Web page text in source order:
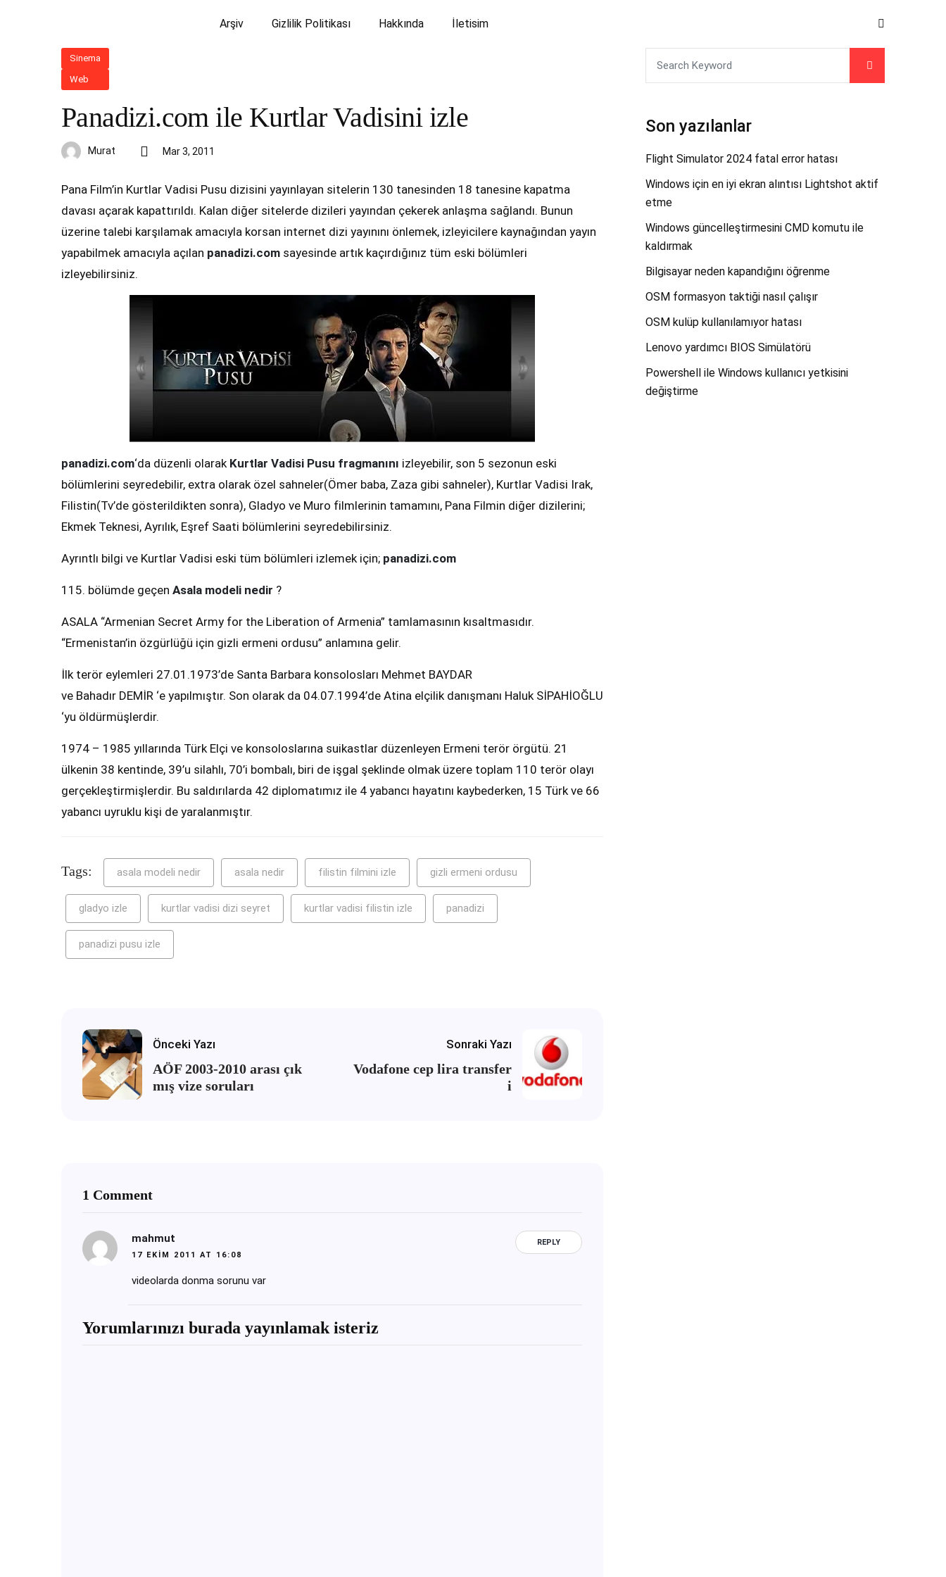
Arşiv Gizlilik Politikası Hakkında İletisim
Sinema
Web
Panadizi.com ile Kurtlar Vadisini izle
Murat Mar 3, 2011
Pana Film’in Kurtlar Vadisi Pusu dizisini yayınlayan sitelerin 130 tanesinden 18 tanesine kapatma
davası açarak kapattırıldı. Kalan diğer sitelerde dizileri yayından çekerek anlaşma sağlandı. Bunun
üzerine talebi karşılamak amacıyla korsan internet dizi yayınını önlemek, izleyicilere kaynağından yayın
yapabilmek amacıyla açılan panadizi.com sayesinde artık kaçırdığınız tüm eski bölümleri
izleyebilirsiniz.
panadizi.com‘da düzenli olarak Kurtlar Vadisi Pusu fragmanını izleyebilir, son 5 sezonun eski
bölümlerini seyredebilir, extra olarak özel sahneler(Ömer baba, Zaza gibi sahneler), Kurtlar Vadisi Irak,
Filistin(Tv’de gösterildikten sonra), Gladyo ve Muro filmlerinin tamamını, Pana Filmin diğer dizilerini;
Ekmek Teknesi, Ayrılık, Eşref Saati bölümlerini seyredebilirsiniz.
Ayrıntlı bilgi ve Kurtlar Vadisi eski tüm bölümleri izlemek için; panadizi.com
115. bölümde geçen Asala modeli nedir ?
ASALA “Armenian Secret Army for the Liberation of Armenia” tamlamasının kısaltmasıdır.
“Ermenistan’in özgürlüğü için gizli ermeni ordusu” anlamına gelir.
İlk terör eylemleri 27.01.1973’de Santa Barbara konsolosları Mehmet BAYDAR
ve Bahadır DEMİR ‘e yapılmıştır. Son olarak da 04.07.1994’de Atina elçilik danışmanı Haluk SİPAHİOĞLU
‘yu öldürmüşlerdir.
1974 – 1985 yıllarında Türk Elçi ve konsoloslarına suikastlar düzenleyen Ermeni terör örgütü. 21
ülkenin 38 kentinde, 39’u silahlı, 70’i bombalı, biri de işgal şeklinde olmak üzere toplam 110 terör olayı
gerçekleştirmişlerdir. Bu saldırılarda 42 diplomatımız ile 4 yabancı hayatını kaybederken, 15 Türk ve 66
yabancı uyruklu kişi de yaralanmıştır.
Tags: asala modeli nedir asala nedir filistin filmini izle gizli ermeni ordusu
gladyo izle kurtlar vadisi dizi seyret kurtlar vadisi filistin izle panadizi
panadizi pusu izle
Önceki Yazı
AÖF 2003-2010 arası çık
mış vize soruları
Sonraki Yazı
Vodafone cep lira transfer
i
1 Comment
REPLY
mahmut
17 EKIM 2011 AT 16:08
videolarda donma sorunu var
Yorumlarınızı burada yayınlamak isteriz
Son yazılanlar
Flight Simulator 2024 fatal error hatası
Windows için en iyi ekran alıntısı Lightshot aktif
etme
Windows güncelleştirmesini CMD komutu ile
kaldırmak
Bilgisayar neden kapandığını öğrenme
OSM formasyon taktiği nasıl çalışır
OSM kulüp kullanılamıyor hatası
Lenovo yardımcı BIOS Simülatörü
Powershell ile Windows kullanıcı yetkisini
değiştirme